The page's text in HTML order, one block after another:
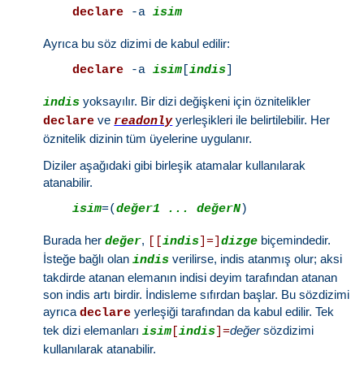
declare -a isim
Ayrıca bu söz dizimi de kabul edilir:
declare -a isim [indis
indis yoksayılır. Bir dizi değişkeni için öznitelikler
declare ve readonlyyerleşikleri ile belirtilebilir. Her
öznitelik dizinin tüm üyelerine uygulanır.
Diziler aşağıdaki gibi birleşik atamalar kullanılarak
atanabilir.
isim=(değer1 ... değerN
Burada herdeğer, [[indis ]=]dizge biçemindedir.
İsteğe bağlı olanindis verilirse, indis atanmış olur; aksi
takdirde atanan elemanın indisi deyim tarafından atanan
son indis artı birdir. İndisleme sıfırdan başlar. Bu sözdizimi
ayrıcadeclare yerleşiği tarafından da kabul edilir. Tek
tek dizi elemanlarıisim [indis ]=değersözdizimi
kullanılarak atanabilir.